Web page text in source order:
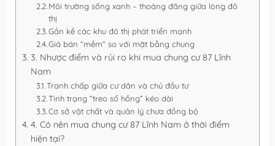
Môi trường sống xanh – thoáng đãng giữa lòng đô
thị
Gần kề các khu đô thị phát triển mạnh
Giá bán “mềm” so với mặt bằng chung
3. Nhược điểm và rủi ro khi mua chung cư 87 Lĩnh
Nam
Tranh chấp giữa cư dân và chủ đầu tư
Tình trạng “treo sổ hồng” kéo dài
Cơ sở vật chất và quản lý chưa đồng bộ
4. Có nên mua chung cư 87 Lĩnh Nam ở thời điểm
hiện tại?